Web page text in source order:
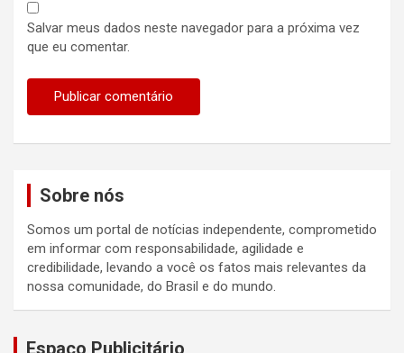
Salvar meus dados neste navegador para a próxima vez
que eu comentar.
Sobre nós
Somos um portal de notícias independente, comprometido
em informar com responsabilidade, agilidade e
credibilidade, levando a você os fatos mais relevantes da
nossa comunidade, do Brasil e do mundo.
Espaço Publicitário